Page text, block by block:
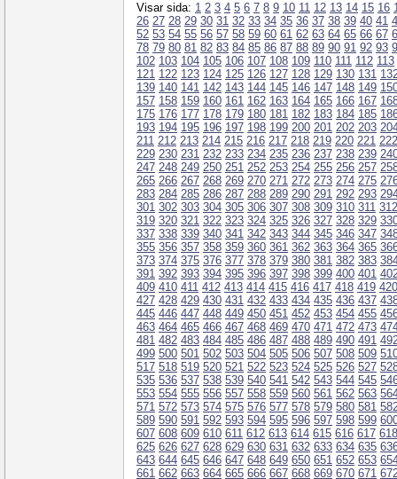
Visar sida: 1 2 3 4 5 6 7 8 9 10 11 12 13 14 15 16
26 27 28 29 30 31 32 33 34 35 36 37 38 39 40 41
52 53 54 55 56 57 58 59 60 61 62 63 64 65 66 67
78 79 80 81 82 83 84 85 86 87 88 89 90 91 92 93
102 103 104 105 106 107 108 109 110 111 112 113
121 122 123 124 125 126 127 128 129 130 131
139 140 141 142 143 144 145 146 147 148 149
157 158 159 160 161 162 163 164 165 166 167
175 176 177 178 179 180 181 182 183 184 185
193 194 195 196 197 198 199 200 201 202 203
211 212 213 214 215 216 217 218 219 220 221 222
229 230 231 232 233 234 235 236 237 238 239
247 248 249 250 251 252 253 254 255 256 257
265 266 267 268 269 270 271 272 273 274 275
283 284 285 286 287 288 289 290 291 292 293
301 302 303 304 305 306 307 308 309 310 311 312
319 320 321 322 323 324 325 326 327 328 329
337 338 339 340 341 342 343 344 345 346 347
355 356 357 358 359 360 361 362 363 364 365
373 374 375 376 377 378 379 380 381 382 383
391 392 393 394 395 396 397 398 399 400 401
409 410 411 412 413 414 415 416 417 418 419 420
427 428 429 430 431 432 433 434 435 436 437
445 446 447 448 449 450 451 452 453 454 455
463 464 465 466 467 468 469 470 471 472 473
481 482 483 484 485 486 487 488 489 490 491
499 500 501 502 503 504 505 506 507 508 509
517 518 519 520 521 522 523 524 525 526 527
535 536 537 538 539 540 541 542 543 544 545
553 554 555 556 557 558 559 560 561 562 563
571 572 573 574 575 576 577 578 579 580 581
589 590 591 592 593 594 595 596 597 598 599
607 608 609 610 611 612 613 614 615 616 617 618
625 626 627 628 629 630 631 632 633 634 635
643 644 645 646 647 648 649 650 651 652 653
661 662 663 664 665 666 667 668 669 670 671